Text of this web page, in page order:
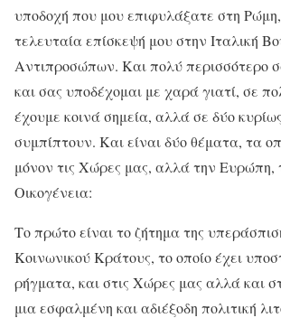
υποδοχή που μου επιφυλάξατε στη
τελευταία επίσκεψή μου στην Ιταλική
Αντιπροσώπων. Και πολύ περισσότερο
και σας υποδέχομαι με χαρά γιατί, σε
έχουμε κοινά σημεία, αλλά σε δύο
συμπίπτουν. Και είναι δύο θέματα, τα
μόνον τις Χώρες μας, αλλά την Ευρώπη,
Οικογένεια:
Το πρώτο είναι το ζήτημα της
Κοινωνικού Κράτους, το οποίο έχει
ρήγματα, και στις Χώρες μας αλλά και
μια εσφαλμένη και αδιέξοδη πολιτική